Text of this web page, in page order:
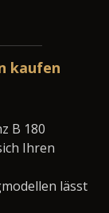
kaufen
B 180
Ihren
lässt